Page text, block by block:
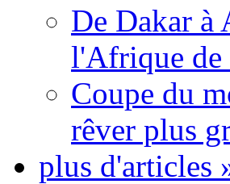
De Dakar à
l'Afrique de
Coupe du
rêver plus
plus d'articles